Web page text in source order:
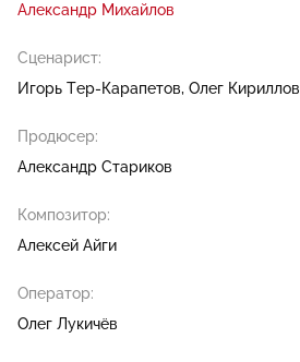
Александр Михайлов
Сценарист:
Игорь Тер-Карапетов Олег Кириллов
Продюсер:
Александр Стариков
Композитор:
Алексей Айги
Оператор:
Олег Лукичёв